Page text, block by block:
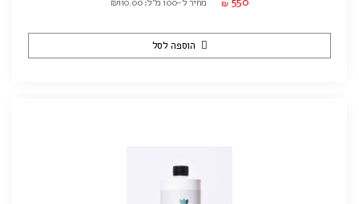
₪ מחיר ל-100 מ"ל: ₪110.00
הוספה לסל